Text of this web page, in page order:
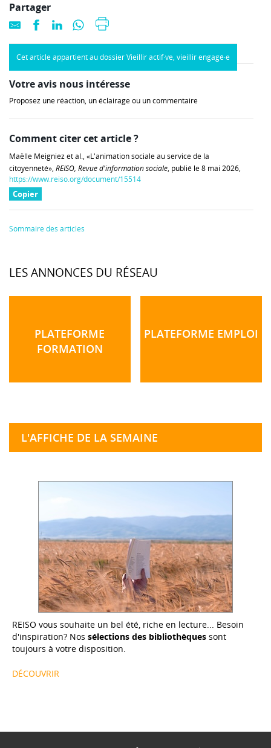
Partager
Cet article appartient au dossier Vieillir actif·ve, vieillir engagé·e
Votre avis nous intéresse
Proposez une réaction, un éclairage ou un commentaire
Comment citer cet article ?
Maëlle Meigniez et al., «L'animation sociale au service de la
citoyenneté», REISO, Revue d'information sociale, publié le 8 mai 2026,
https://www.reiso.org/document/15514
Copier
Sommaire des articles
LES ANNONCES DU RÉSEAU
PLATEFORME
FORMATION
PLATEFORME EMPLOI
L'AFFICHE DE LA SEMAINE
REISO vous souhaite un bel été, riche en lecture... Besoin
d'inspiration? Nos sélections des bibliothèques sont
toujours à votre disposition.
DÉCOUVRIR